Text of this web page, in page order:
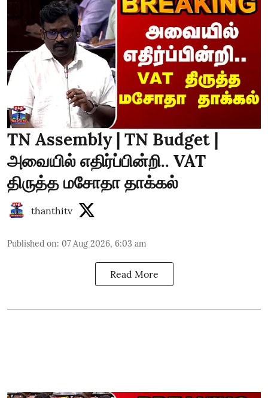
TN Assembly | TN Budget |
அவையில் எதிர்ப்பின்றி.. VAT
திருத்த மசோதா தாக்கல்
thanthitv
Published on: 07 Aug 2026, 6:03 am
Read More